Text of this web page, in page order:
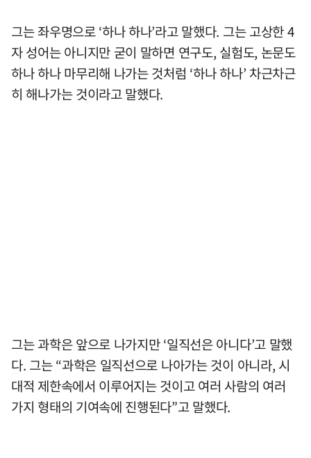
그는 좌우명으로 ‘하나 하나’라고 말했다. 그는 고상한 4
자 성어는 아니지만 굳이 말하면 연구도, 실험도, 논문도
하나 하나 마무리해 나가는 것처럼 ‘하나 하나’ 차근차근
히 해나가는 것이라고 말했다.
그는 과학은 앞으로 나가지만 ‘일직선은 아니다’고 말했
다. 그는 “과학은 일직선으로 나아가는 것이 아니라, 시
대적 제한속에서 이루어지는 것이고 여러 사람의 여러
가지 형태의 기여속에 진행된다”고 말했다.